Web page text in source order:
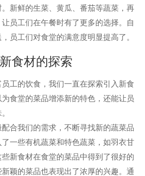
新鲜的生菜、黄瓜、番茄等蔬菜，再
员工们在午餐时有了更多的选择。自
员工们对食堂的满意度明显提高了。
新食材的探索
的饮食，我们一直在探索引入新食
食堂的菜品增添新的特色，还能让员
我们的需求，不断寻找新的蔬菜品
一些有机蔬菜和特色蔬菜，如羽衣甘
新食材在食堂的菜品中得到了很好的
颖的菜品也表现出了浓厚的兴趣。通